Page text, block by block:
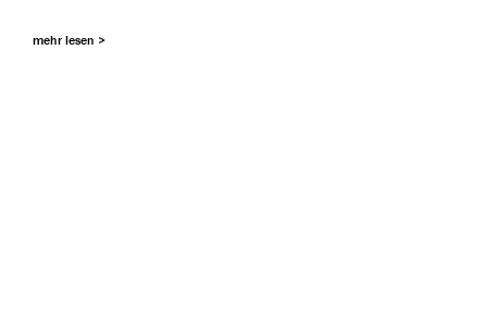
mehr lesen >